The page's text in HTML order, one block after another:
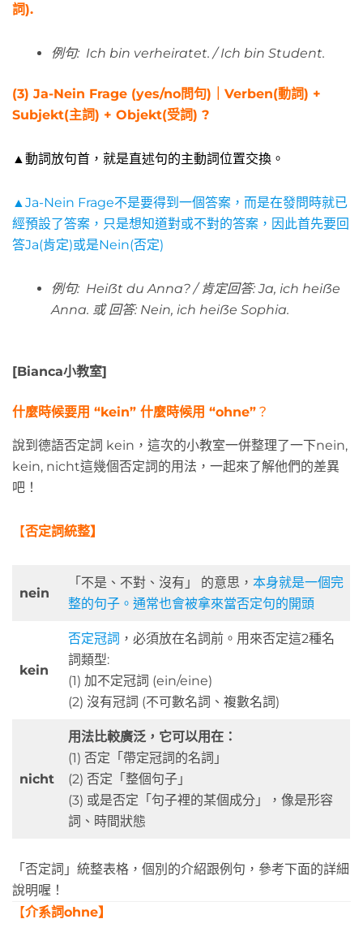
詞).
例句: Ich bin verheiratet. / Ich bin Student.
(3) Ja-Nein Frage (yes/no問句)｜Verben(動詞) +
Subjekt(主詞) + Objekt(受詞) ?
▲動詞放句首，就是直述句的主動詞位置交換。
▲Ja-Nein Frage不是要得到一個答案，而是在發問時就已
經預設了答案，只是想知道對或不對的答案，因此首先要回
答Ja(肯定)或是Nein(否定)
例句: Heiẞt du Anna? / 肯定回答: Ja, ich heiẞe
Anna. 或 回答: Nein, ich heiẞe Sophia.
[Bianca小教室]
什麼時候要用 “kein” 什麼時候用 “ohne” ？
說到德語否定詞 kein，這次的小教室一併整理了一下nein,
kein, nicht這幾個否定詞的用法，一起來了解他們的差異
吧！
【否定詞統整】
nein
「不是、不對、沒有」 的意思， 本身就是一個完
整的句子。通常也會被拿來當否定句的開頭
kein
否定冠詞 ，必須放在名詞前。用來否定這2種名
詞類型:
(1) 加不定冠詞 (ein/eine)
(2) 沒有冠詞 (不可數名詞、複數名詞)
nicht
用法比較廣泛，它可以用在：
(1) 否定「帶定冠詞的名詞」
(2) 否定「整個句子」
(3) 或是否定「句子裡的某個成分」，像是形容
詞、時間狀態
「否定詞」統整表格，個別的介紹跟例句，參考下面的詳細
說明喔！
【介系詞ohne】